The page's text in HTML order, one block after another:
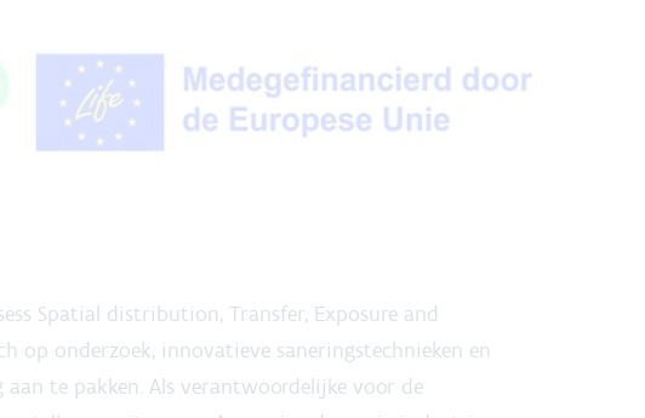
Spatial distribution, Transfer, Exposure and
onderzoek, innovatieve saneringstechnieken en
aan te pakken. Als verantwoordelijke voor de